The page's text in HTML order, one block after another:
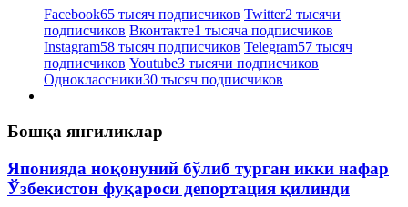
Facebook65 тысяч подписчиков Twitter2 тысячи
подписчиков Вконтакте1 тысяча подписчиков
Instagram58 тысяч подписчиков Telegram57 тысяч
подписчиков Youtube3 тысячи подписчиков
Одноклассники30 тысяч подписчиков
Бошқа янгиликлар
Японияда ноқонуний бўлиб турган икки нафар
Ўзбекистон фуқароси депортация қилинди